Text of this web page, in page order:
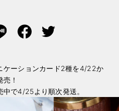
ケーションカード2種を4/22か
！
で4/25より順次発送。